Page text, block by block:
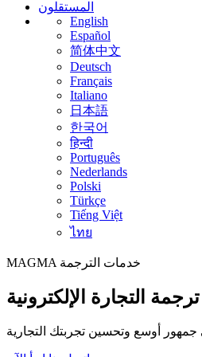
المستقلون
English
Español
简体中文
Deutsch
Français
Italiano
日本語
한국어
हिन्दी
Português
Nederlands
Polski
Türkçe
Tiếng Việt
ไทย
MAGMA خدمات الترجمة
التجارة الإلكترونية